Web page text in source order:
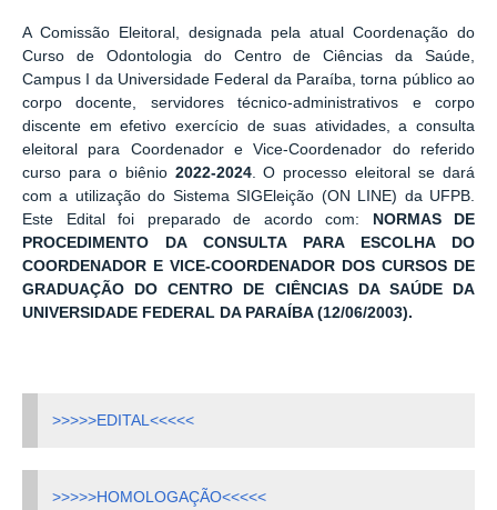
A Comissão Eleitoral, designada pela atual Coordenação do
Curso de Odontologia do Centro de Ciências da Saúde,
Campus I da Universidade Federal da Paraíba, torna público ao
corpo docente, servidores técnico-administrativos e corpo
discente em efetivo exercício de suas atividades, a consulta
eleitoral para Coordenador e Vice-Coordenador do referido
curso para o biênio 2022-2024. O processo eleitoral se dará
com a utilização do Sistema SIGEleição (ON LINE) da UFPB.
Este Edital foi preparado de acordo com:
NORMAS DE
PROCEDIMENTO DA CONSULTA PARA ESCOLHA DO
COORDENADOR E VICE-COORDENADOR DOS CURSOS DE
GRADUAÇÃO DO CENTRO DE CIÊNCIAS DA SAÚDE DA
UNIVERSIDADE FEDERAL DA PARAÍBA (12/06/2003).
>>>>>EDITAL<<<<<
>>>>>HOMOLOGAÇÃO<<<<<